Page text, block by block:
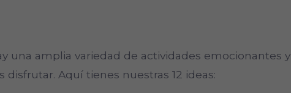
una amplia variedad de actividades emocionantes y
disfrutar. Aquí tienes nuestras 12 ideas: